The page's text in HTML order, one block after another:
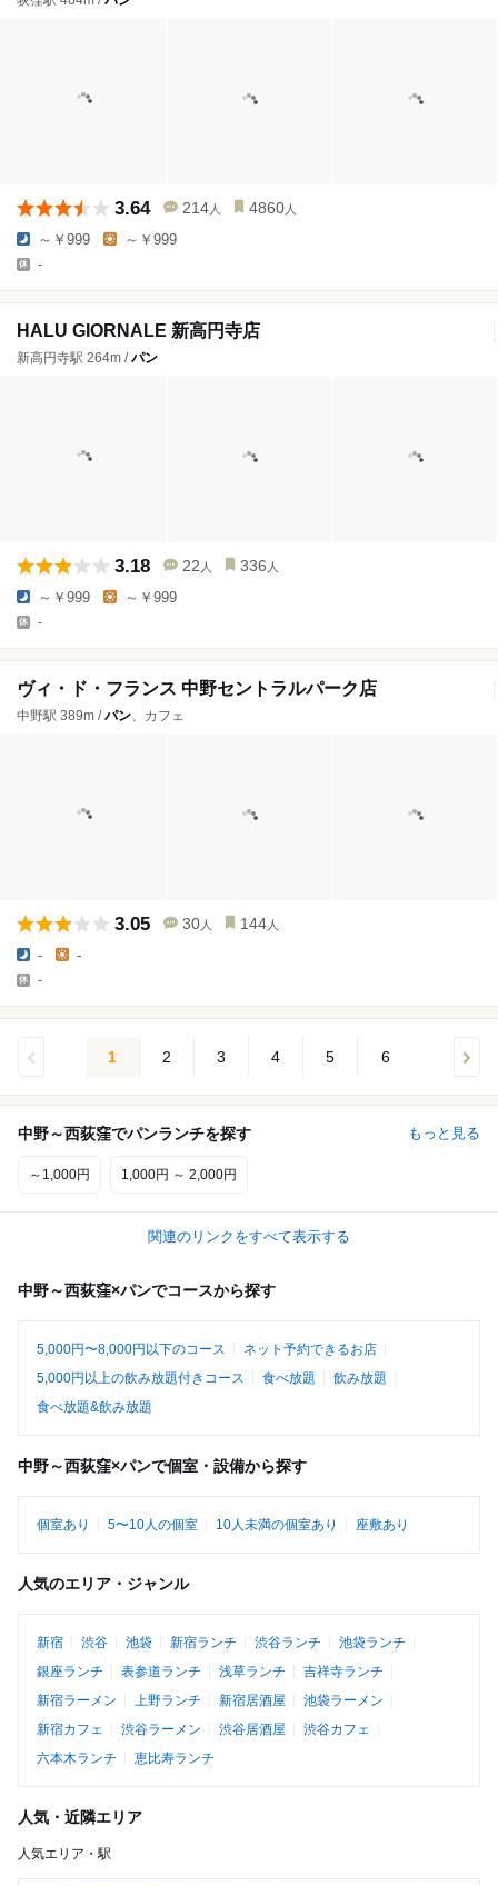
3.64 214 人 4860 人
～￥999 ～￥999
-
HALU GIORNALE 新高円寺店
新高円寺駅 264m /パン
3.18 22 人 336 人
～￥999 ～￥999
-
ヴィ・ド・フランス 中野セントラルパーク店
中野駅 389m /パン、カフェ
3.05 30 人 144 人
- -
-
1 2 3 4 5 6
中野～西荻窪でパンランチを探す もっと見る
～1,000円 1,000円 ～ 2,000円
関連のリンクをすべて表示する
中野～西荻窪×パンでコースから探す
5,000円〜8,000円以下のコース
ネット予約できるお店
5,000円以上の飲み放題付きコース
食べ放題
飲み放題
食べ放題&飲み放題
中野～西荻窪×パンで個室・設備から探す
個室あり 5〜10人の個室 10人未満の個室あり 座敷あり
人気のエリア・ジャンル
新宿 渋谷 池袋 新宿ランチ 渋谷ランチ
池袋ランチ
銀座ランチ
表参道ランチ 浅草ランチ
吉祥寺ランチ
新宿ラーメン
上野ランチ 新宿居酒屋
池袋ラーメン
新宿カフェ
渋谷ラーメン 渋谷居酒屋
渋谷カフェ
六本木ランチ
恵比寿ランチ
人気・近隣エリア
人気エリア・駅